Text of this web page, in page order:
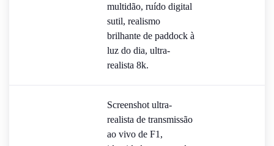
multidão, ruído digital
sutil, realismo
brilhante de paddock à
luz do dia, ultra-
realista 8k.
Screenshot ultra-
realista de transmissão
ao vivo de F1,